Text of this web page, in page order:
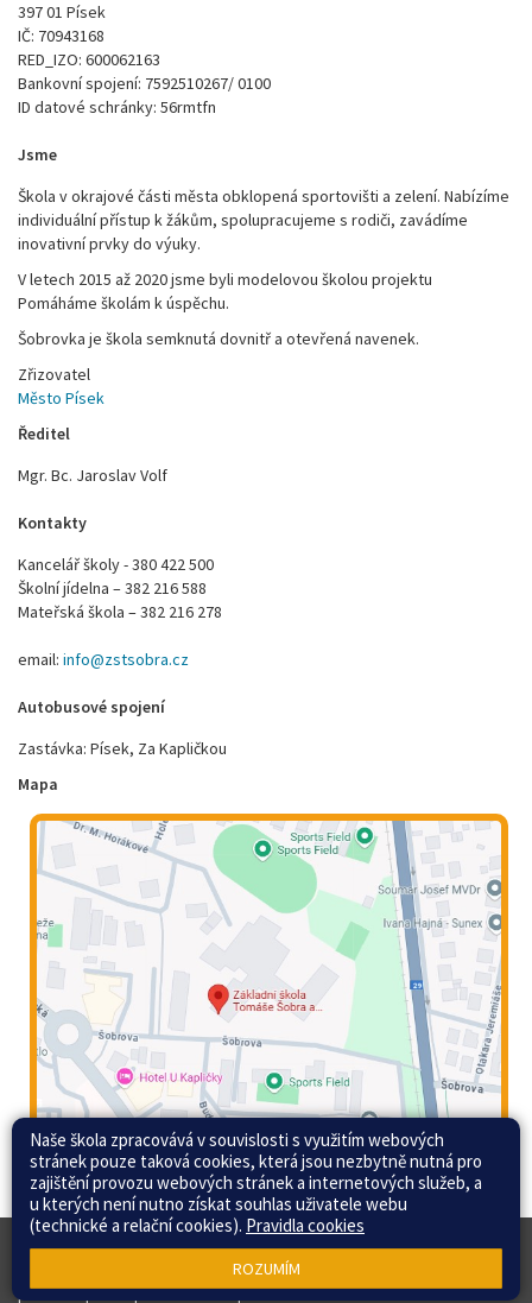
397 01 Písek
IČ: 70943168
RED_IZO: 600062163
Bankovní spojení: 7592510267/ 0100
ID datové schránky: 56rmtfn
Jsme
Škola v okrajové části města obklopená sportovišti a zelení. Nabízíme
individuální přístup k žákům, spolupracujeme s rodiči, zavádíme
inovativní prvky do výuky.
V letech 2015 až 2020 jsme byli modelovou školou projektu
Pomáháme školám k úspěchu.
Šobrovka je škola semknutá dovnitř a otevřená navenek.
Zřizovatel
Město Písek
Ředitel
Mgr. Bc. Jaroslav Volf
Kontakty
Kancelář školy - 380 422 500
Školní jídelna – 382 216 588
Mateřská škola – 382 216 278
email: info@zstsobra.cz
Autobusové spojení
Zastávka: Písek, Za Kapličkou
Mapa
© 2015 - 2026 Základní škola Tomáše Šobra a
Mateřská škola Písek, Šobrova 2070 |Mapa stránek
| Přihlásit|Přístupnost stránek|Pravidla COOKIES
Web školy
Naše škola zpracovává v souvislosti s využitím webových
stránek pouze taková cookies, která jsou nezbytně nutná pro
zajištění provozu webových stránek a internetových služeb, a
u kterých není nutno získat souhlas uživatele webu
(technické a relační cookies). Pravidla cookies
ROZUMÍM